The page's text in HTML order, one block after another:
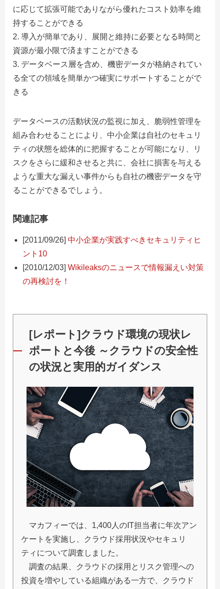
に応じて拡張可能でありながら優れたコスト効率を維
持することができる
導入が簡単であり、展開と維持に必要となる時間と
資源が最小限で済ますことができる
データベース層を含め、機密データが格納されてい
る全ての領域を簡単かつ確実にサポートすることがで
きる
データベースの活動状況の監視に加え、脆弱性管理を
組み合わせることにより、中小企業は自社のセキュリ
ティの状態を総体的に把握することが可能になり、リ
スクをさらに緩和させると共に、会社に損害を与える
ような重大な漏えい事件からも自社の機密データを守
ることができるでしょう。
関連記事
[2011/09/26] 中小企業が実践すべきセキュリティヒ
ント10
[2010/12/03] Wikileaksのニュースで情報漏えい対策
の再検討を！
[レポート]クラウド環境の現状レ
ポートと今後 ～クラウドの安全性
の状況と実用的ガイダンス
マカフィーでは、1,400人のIT担当者に年次アン
ケートを実施し、クラウド採用状況やセキュリ
ティについて調査しました。
調査の結果、クラウドの採用とリスク管理への
投資を増やしている組織がある一方で、クラウド